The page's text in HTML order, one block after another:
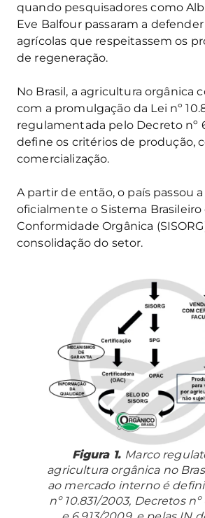
quando pesquisadores como
Eve Balfour passaram a
agrícolas que respeitassem os
de regeneração.
No Brasil, a agricultura orgânica
com a promulgação da Lei nº
regulamentada pelo Decreto nº
define os critérios de produção,
comercialização.
A partir de então, o país passou
oficialmente o Sistema Brasileiro
Conformidade Orgânica
consolidação do setor.
Figura 1. Marco
agricultura orgânica no
ao mercado interno é
nº 10.831/2003, Decretos